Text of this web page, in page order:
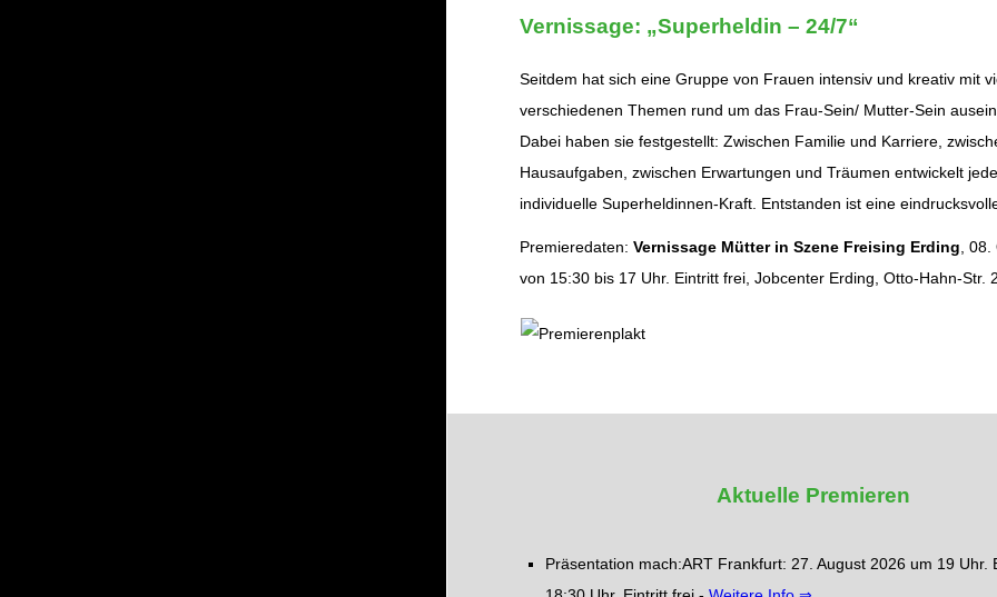
Vernissage: „Superheldin – 24/7“
Seitdem hat sich eine Gruppe von Frauen intensiv und kreativ mit
verschiedenen Themen rund um das Frau-Sein/ Mutter-Sein
Dabei haben sie festgestellt: Zwischen Familie und Karriere,
Hausaufgaben, zwischen Erwartungen und Träumen entwickelt
individuelle Superheldinnen-Kraft. Entstanden ist eine
Premieredaten:Vernissage Mütter in Szene Freising Erding ,
von 15:30 bis 17 Uhr. Eintritt frei, Jobcenter Erding, Otto-Hahn-Str.
Aktuelle Premieren
Präsentation mach:ART Frankfurt: 27. August 2026 um 19 Uhr.